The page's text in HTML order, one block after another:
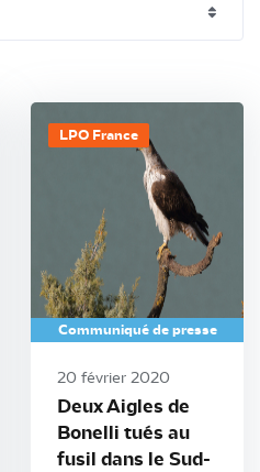
LPO France
Communiqué de presse
20 février 2020
Deux Aigles de
Bonelli tués au
fusil dans le Sud-